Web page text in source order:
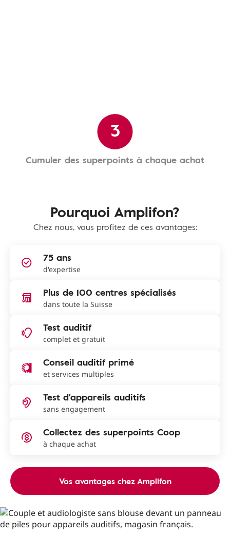
3
Cumuler des superpoints à chaque achat
Pourquoi Amplifon?
Chez nous, vous profitez de ces avantages:
75 ans
d'expertise
Plus de 100 centres spécialisés
dans toute la Suisse
Test auditif
complet et gratuit
Conseil auditif primé
et services multiples
Test d'appareils auditifs
sans engagement
Collectez des superpoints Coop
à chaque achat
Vos avantages chez Amplifon